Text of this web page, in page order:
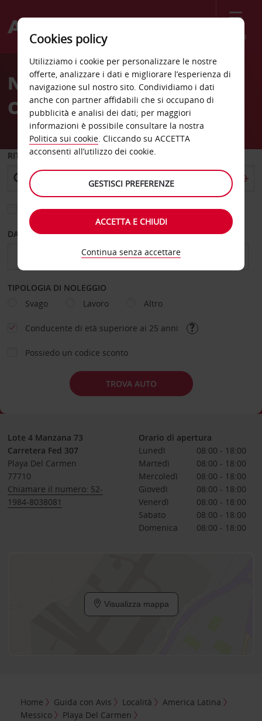
Menù
Welcome
AvisNoleggio auto Playa Del
Carmen
RITIRO DA
Scegli una località di riconsegna diversa
DAL GIORNO AL GIORNO
TIPOLOGIA DI NOLEGGIO
Svago
Lavoro Altro
Conducente di età superiore ai 25 anni
Possiedo un codice sconto
TROVA AUTO
Lote 4 Manzana 73
Carretera Fed 307
Playa Del Carmen
77710
Chiamare il numero: 52-
1984-8038081
Orario di apertura
Lunedì
08:00 - 18:00
Martedì
08:00 - 18:00
Mercoledì
08:00 - 18:00
Giovedì
08:00 - 18:00
Venerdì
08:00 - 18:00
Sabato
08:00 - 18:00
Domenica
08:00 - 18:00
Visualizza mappa
Home Guida con Avis Località
America Latina
Messico
Playa Del Carmen
Cookies policy
Utilizziamo i cookie per personalizzare le nostre
offerte, analizzare i dati e migliorare l’esperienza di
navigazione sul nostro sito. Condividiamo i dati
anche con partner affidabili che si occupano di
pubblicità e analisi dei dati; per maggiori
informazioni è possibile consultare la nostra
Politica sui cookie. Cliccando su ACCETTA
acconsenti all’utilizzo dei cookie.
GESTISCI PREFERENZE
ACCETTA E CHIUDI
Continua senza accettare